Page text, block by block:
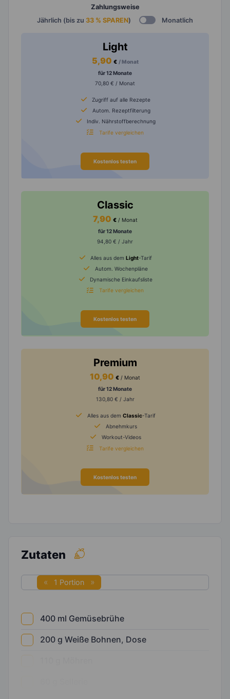
Zahlungsweise
Jährlich (bis zu 33 % SPAREN) Monatlich
Light
5,90 € / Monat
für 12 Monate
70,80 € / Monat
Zugriff auf alle Rezepte
Autom. Rezeptfilterung
Indiv. Nährstoffberechnung
Tarife vergleichen
Kostenlos testen
Classic
7,90 € / Monat
für 12 Monate
94,80 € / Jahr
Alles aus dem Light-Tarif
Autom. Wochenpläne
Dynamische Einkaufsliste
Tarife vergleichen
Kostenlos testen
Premium
10,90 € / Monat
für 12 Monate
130,80 € / Jahr
Alles aus dem Classic-Tarif
Abnehmkurs
Workout-Videos
Tarife vergleichen
Kostenlos testen
Zutaten
1 Portion
400 ml Gemüsebrühe
200 g Weiße Bohnen, Dose